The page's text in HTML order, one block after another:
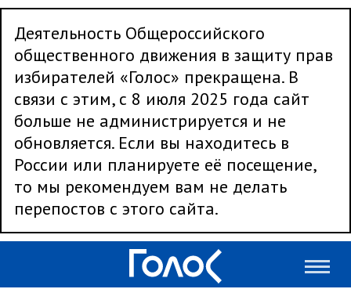
Деятельность Общероссийского
общественного движения в защиту прав
избирателей «Голос» прекращена. В
связи с этим, с 8 июля 2025 года сайт
больше не администрируется и не
обновляется. Если вы находитесь в
России или планируете её посещение,
то мы рекомендуем вам не делать
перепостов с этого сайта.